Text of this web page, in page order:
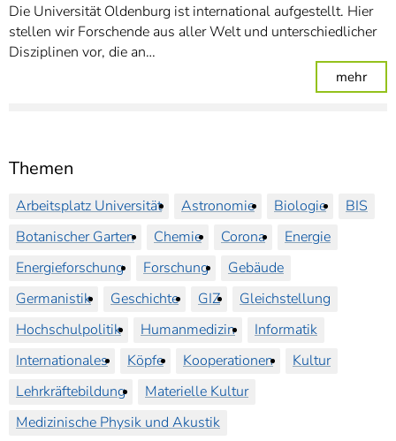
Themen
Arbeitsplatz Universität Astronomie Biologie
BIS
Botanischer Garten
Chemie Corona
Energie
Energieforschung
Forschung
Gebäude
Germanistik
Geschichte GIZ
Gleichstellung
Hochschulpolitik
Humanmedizin
Informatik
Internationales
Köpfe Kooperationen
Kultur
Lehrkräftebildung
Materielle Kultur
Medizinische Physik und Akustik
Die Universität Oldenburg ist international aufgestellt. Hier
stellen wir Forschende aus aller Welt und unterschiedlicher
Disziplinen vor, die an…
mehr: